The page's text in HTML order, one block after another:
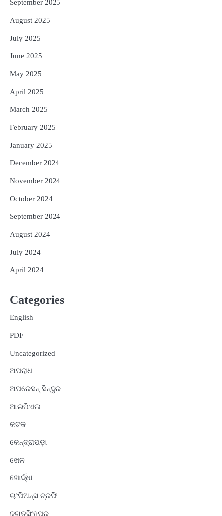
September 2025
August 2025
July 2025
June 2025
May 2025
April 2025
March 2025
February 2025
January 2025
December 2024
November 2024
October 2024
September 2024
August 2024
July 2024
April 2024
Categories
English
PDF
Uncategorized
ଅପରାଧ
ଅପରେସନ୍ ସିନ୍ଦୁର
ଆଇପିଏଲ
କଟକ
କେନ୍ଦ୍ରାପଡ଼ା
ଖେଳ
ଖୋର୍ଦ୍ଧା
ଚାଂପିଅନ୍ସ ଟ୍ରଫି
ଜଗତସିଂହପୁର